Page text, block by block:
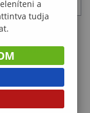
kódot:
a
tudja